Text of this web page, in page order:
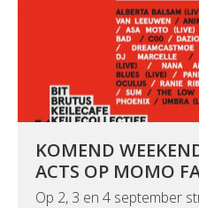
KOMEND
ACTS OP MOMO
Op 2, 3 en 4 september